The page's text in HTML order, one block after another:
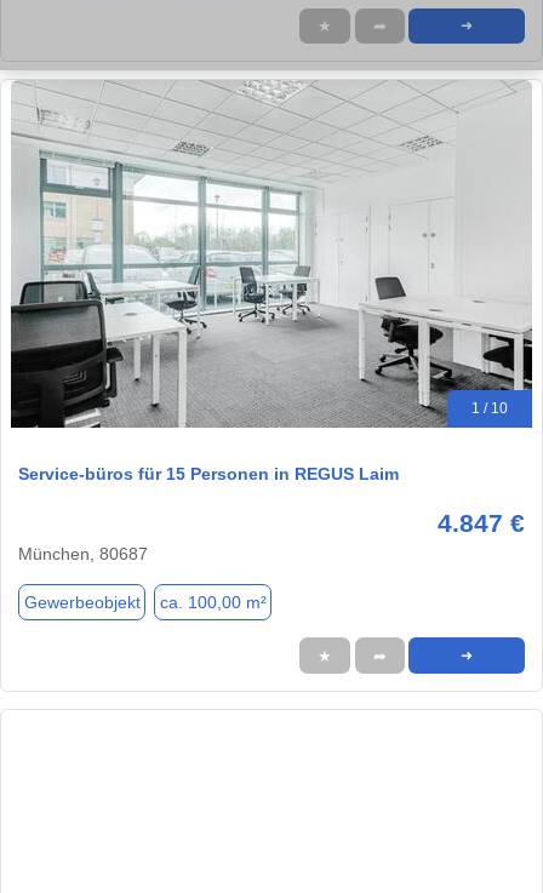
★ ➦ ➜
1 / 10
Service-büros für 15 Personen in REGUS Laim
4.847 €
München, 80687
Gewerbeobjekt ca. 100,00 m²
★ ➦ ➜